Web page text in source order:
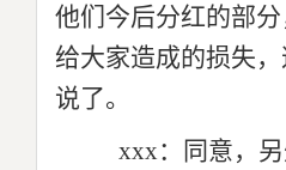
他们今后分红的部
给大家造成的损失
说了。
xxx：同意，